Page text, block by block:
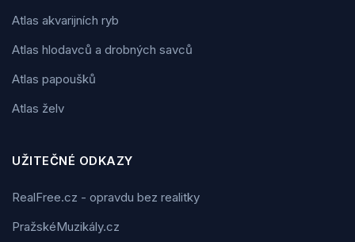
Atlas akvarijních ryb
Atlas hlodavců a drobných savců
Atlas papoušků
Atlas želv
UŽITEČNÉ ODKAZY
RealFree.cz - opravdu bez realitky
PražskéMuzikály.cz